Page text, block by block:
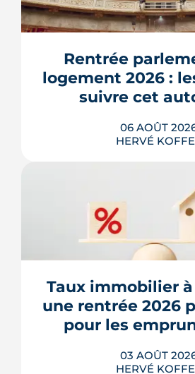
Rentrée
logement 2026 :
suivre cet
06 AOÛT
HERVÉ
Après un printemps
l'automne 2026 sera
pour le logement. Trois
parlementaires, du projet
qui devient vraiment
les propriétaires, les
acheteurs.
LIRE
Taux immobilier à
une rentrée 2026
pour les
03 AOÛT
HERVÉ